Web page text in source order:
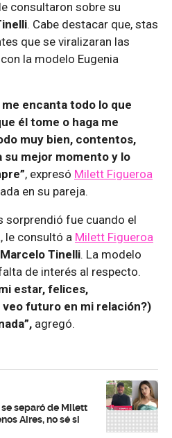
consultaron sobre su
. Cabe destacar que, stas
que se viralizaran las
la modelo Eugenia
encanta todo lo que
él tome o haga me
muy bien, contentos,
mejor momento y lo
, expresó Milett Figueroa
en su pareja.
sorprendió fue cuando el
le consultó a Milett Figueroa
Marcelo Tinelli. La modelo
de interés al respecto.
estar, felices,
veo futuro en mi relación?)
agregó.
separó de Milett
Aires, no sé si